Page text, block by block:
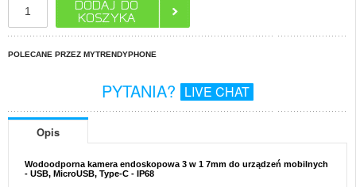
POLECANE PRZEZ MYTRENDYPHONE
PYTANIA? LIVE CHAT
Opis
Wodoodporna kamera endoskopowa 3 w 1 7mm do urządzeń mobilnych
- USB, MicroUSB, Type-C - IP68